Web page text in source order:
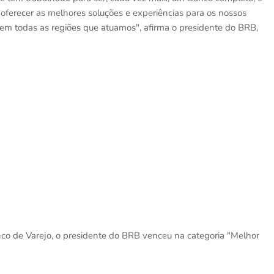
as melhores soluções e experiências para os nossos
todas as regiões que atuamos", afirma o presidente do BRB,
de Varejo, o presidente do BRB venceu na categoria "Melhor